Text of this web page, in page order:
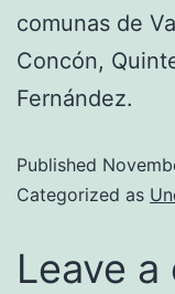
comunas de
Concón,
Fernández.
Published
Categorized as
Leave